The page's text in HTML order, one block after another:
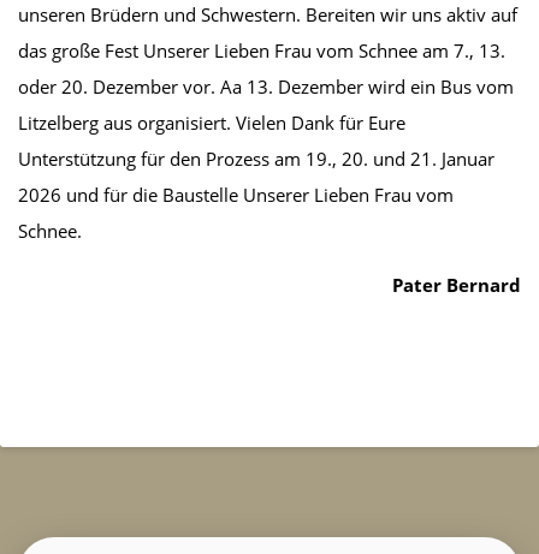
unseren Brüdern und Schwestern. Bereiten wir uns aktiv auf
das große Fest Unserer Lieben Frau vom Schnee am 7., 13.
oder 20. Dezember vor. Aa 13. Dezember wird ein Bus vom
Litzelberg aus organisiert. Vielen Dank für Eure
Unterstützung für den Prozess am 19., 20. und 21. Januar
2026 und für die Baustelle Unserer Lieben Frau vom
Schnee.
Pater Bernard